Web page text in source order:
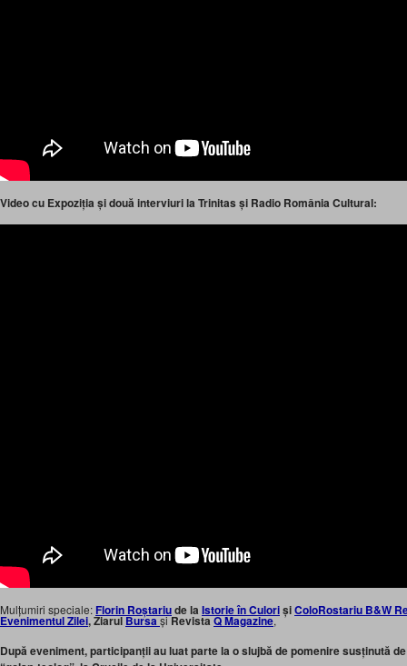
Video cu Expoziția și două interviuri la Trinitas și Radio România Cultural:
Mulțumiri speciale: Florin Roștariude la Istorie în CulorișiColoRostariu B&W
Evenimentul Zilei, ZiarulBursașiRevistaQ Magazine,
După eveniment, participanții au luat parte la o slujbă de pomenire susținută